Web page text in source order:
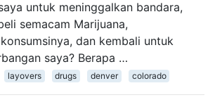
untuk meninggalkan bandara,
semacam Marijuana,
dan kembali untuk
saya? Berapa …
layovers drugs denver colorado